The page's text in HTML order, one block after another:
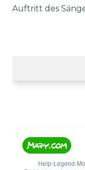
Auftritt des